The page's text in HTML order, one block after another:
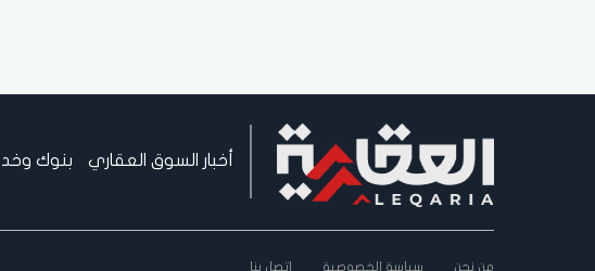
أخبار السوق العقاري بنوك
من نحن سياسة الخصوصية اتصل بنا